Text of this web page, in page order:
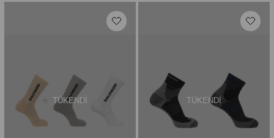
TÜKENDI TÜKENDI